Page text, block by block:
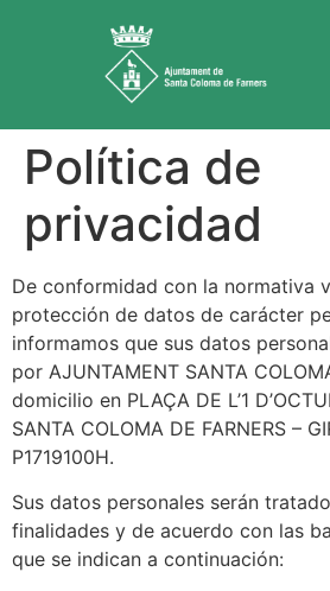
Política de
privacidad
De conformidad con la normativa
protección de datos de carácter
informamos que sus datos
por AJUNTAMENT SANTA
domicilio en PLAÇA DE L’1
SANTA COLOMA DE FARNERS –
P1719100H.
Sus datos personales serán
finalidades y de acuerdo con las
que se indican a continuación: